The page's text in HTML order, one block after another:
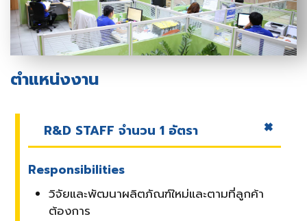
ตำแหน่งงาน
R&D STAFF จำนวน 1 อัตรา
Responsibilities
วิจัยและพัฒนาผลิตภัณฑ์ใหม่และตามที่ลูกค้า
ต้องการ